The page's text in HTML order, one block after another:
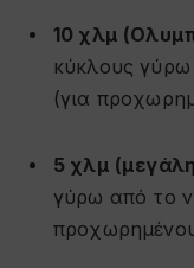
10 χλμ
κύκλους
(για
5 χλμ
γύρω από το